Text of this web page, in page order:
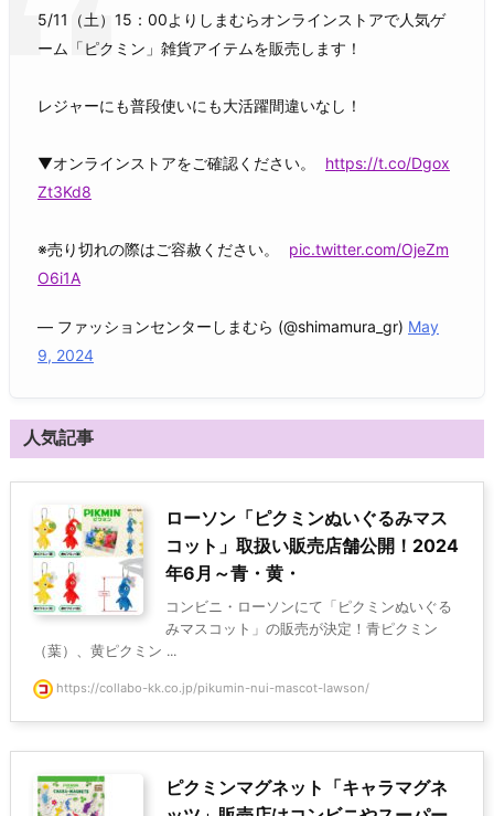
5/11（土）15：00よりしまむらオンラインストアで人気ゲ
ーム「ピクミン」雑貨アイテムを販売します！
レジャーにも普段使いにも大活躍間違いなし！
▼オンラインストアをご確認ください。
https://t.co/Dgox
Zt3Kd8
※売り切れの際はご容赦ください。
pic.twitter.com/OjeZm
O6i1A
— ファッションセンターしまむら (@shimamura_gr) May
9, 2024
人気記事
ローソン「ピクミンぬいぐるみマス
コット」取扱い販売店舗公開！2024
年6月～青・黄・
コンビニ・ローソンにて「ピクミンぬいぐる
みマスコット」の販売が決定！青ピクミン
（葉）、黄ピクミン ...
https://collabo-kk.co.jp/pikumin-nui-mascot-lawson/
ピクミンマグネット「キャラマグネ